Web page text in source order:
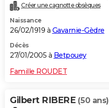
Créer une cagnotte obsèques
Naissance
26/02/1919 à Gavarnie-Gèdre
Décès
27/01/2005 à Betpouey
Famille ROUDET
Gilbert RIBERE (50 ans)